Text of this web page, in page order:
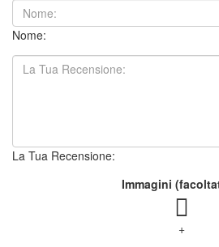
Nome:
La Tua Recensione:
Immagini
+